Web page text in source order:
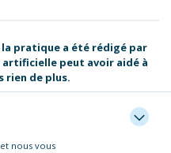
pratique a été rédigé par
artificielle peut avoir aidé à
rien de plus.
nous vous